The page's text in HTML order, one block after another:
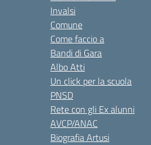
Invalsi
Comune
Come faccio a
Bandi di Gara
Albo Atti
Un click per la scuola
PNSD
Rete con gli Ex alunni
AVCP/ANAC
Biografia Artusi